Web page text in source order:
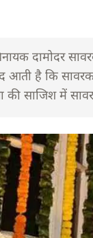
दामोदर
आती है कि
की साजिश में